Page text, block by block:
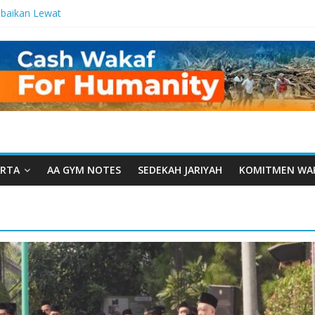
Lewat
Manfaat
dari Serua:
Yayasan
Daarut Tauhiid
Ketika
Wakaf
Wakaf
AA GYM NOTES SEDEKAH JARIYAH KOMITMEN